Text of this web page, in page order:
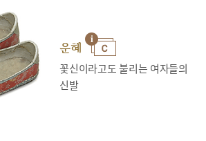
운혜
꽃신이라고도 불리는 여자들의
신발